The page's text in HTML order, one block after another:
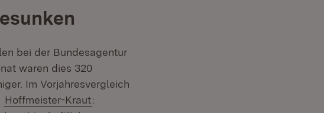
bei der Bundesagentur
waren dies 320
Im Vorjahresvergleich
Hoffmeister-Kraut: